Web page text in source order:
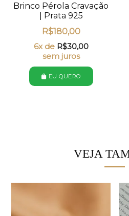
Brinco Pérola Cravação
| Prata 925
R$180,00
6x de R$30,00
sem juros
EU QUERO
VEJA